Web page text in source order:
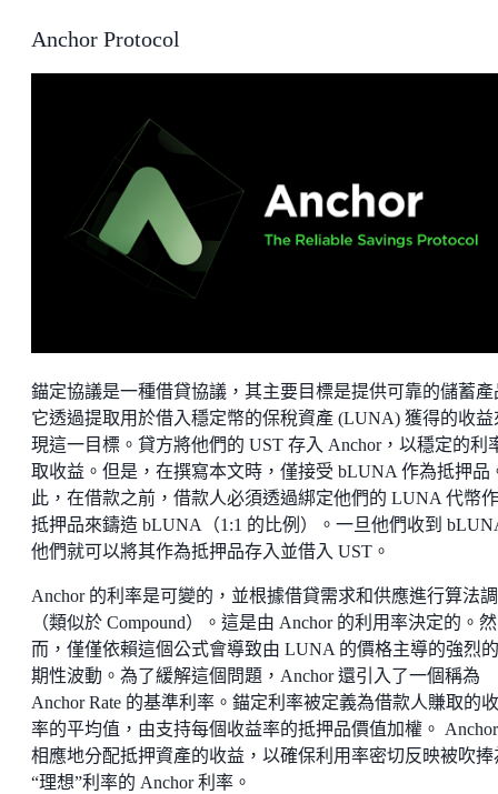
Anchor Protocol
錨定協議是一種借貸協議，其主要目標是提供可靠的儲蓄產
它透過提取用於借入穩定幣的保稅資產 (LUNA) 獲得的收益
現這一目標。貸方將他們的 UST 存入 Anchor，以穩定的利
取收益。但是，在撰寫本文時，僅接受 bLUNA 作為抵押品
此，在借款之前，借款人必須透過綁定他們的 LUNA 代幣
抵押品來鑄造 bLUNA（1:1 的比例）。一旦他們收到
他們就可以將其作為抵押品存入並借入 UST。
Anchor 的利率是可變的，並根據借貸需求和供應進行算法
（類似於 Compound）。這是由 Anchor 的利用率決定的。然
而，僅僅依賴這個公式會導致由 LUNA 的價格主導的強烈
期性波動。為了緩解這個問題，Anchor 還引入了一個稱為
Anchor Rate 的基準利率。錨定利率被定義為借款人賺取的
率的平均值，由支持每個收益率的抵押品價值加權。
相應地分配抵押資產的收益，以確保利用率密切反映被吹捧
“理想”利率的 Anchor 利率。